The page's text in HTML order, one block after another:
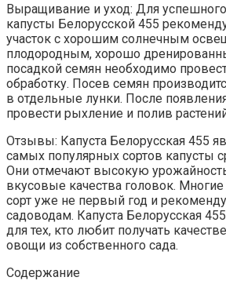
Выращивание и уход: Для
капусты Белорусской 455
участок с хорошим солнечным
плодородным, хорошо
посадкой семян необходимо
обработку. Посев семян
в отдельные лунки. После
провести рыхление и полив
Отзывы: Капуста Белорусская 455
самых популярных сортов капусты
Они отмечают высокую
вкусовые качества головок.
сорт уже не первый год и
садоводам. Капуста Белорусская
для тех, кто любит получать
овощи из собственного сада.
Содержание